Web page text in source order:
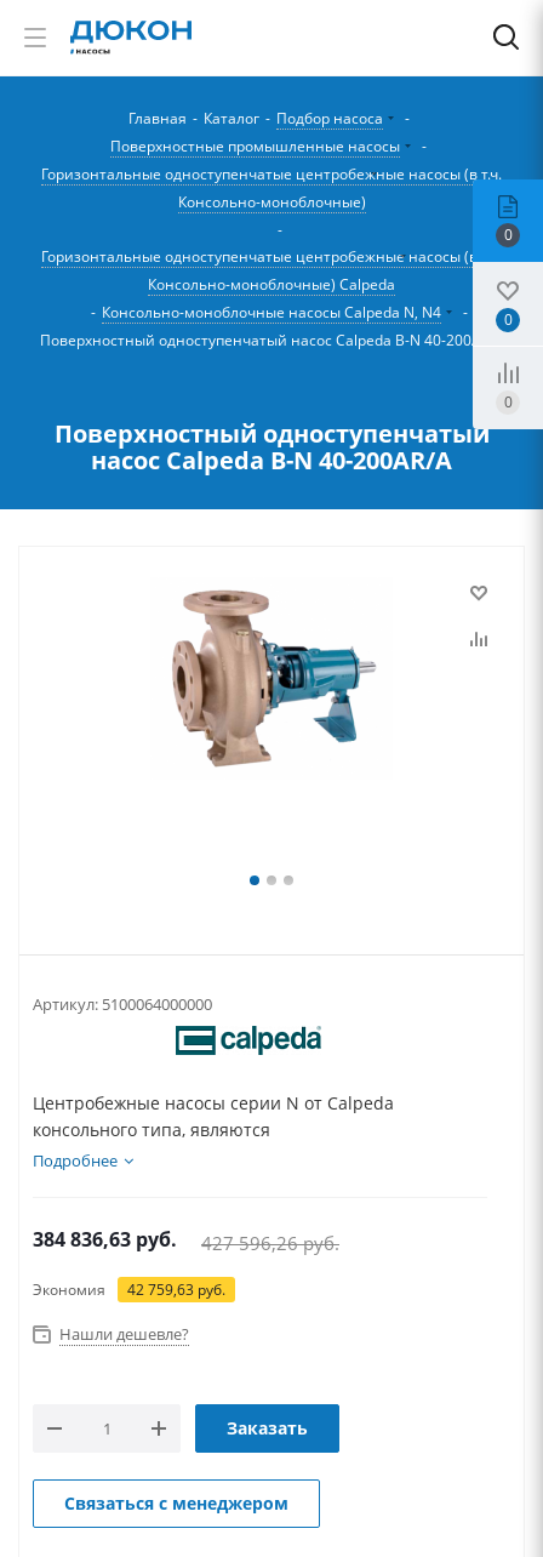
Главная - Каталог - Подбор насоса
-
Поверхностные промышленные насосы
-
Горизонтальные одноступенчатые центробежные насосы (в т.ч.
Консольно-моноблочные)
-
Горизонтальные одноступенчатые центробежные насосы (в т.ч.
Консольно-моноблочные) Calpeda
- Консольно-моноблочные насосы Calpeda N, N4
-
Поверхностный одноступенчатый насос Calpeda B-N 40-200AR/A
Поверхностный одноступенчатый
насос Calpeda B-N 40-200AR/A
Артикул: 5100064000000
Центробежные насосы серии N от Calpeda
консольного типа, являются
многофункциональными...
Подробнее
384 836,63 руб. 427 596,26руб.
Экономия 42 759,63 руб.
Нашли дешевле?
Заказать
Связаться с менеджером
0
0
0